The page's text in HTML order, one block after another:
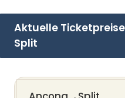
Aktuelle
Split